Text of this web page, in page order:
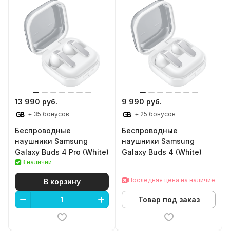
13 990 руб.
+ 35 бонусов
Беспроводные
наушники Samsung
Galaxy Buds 4 Pro (White)
В наличии
В корзину
9 990 руб.
+ 25 бонусов
Беспроводные
наушники Samsung
Galaxy Buds 4 (White)
Последняя цена на наличие
Товар под заказ